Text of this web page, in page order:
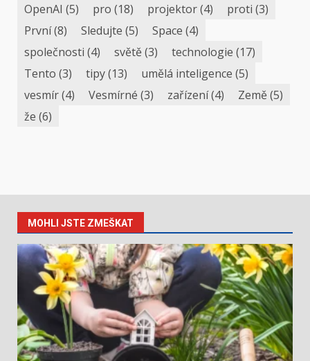
OpenAI (5) pro (18) projektor(4) proti (3)
První(8) Sledujte (5) Space (4)
společnosti (4) světě(3) technologie (17)
Tento (3) tipy(13) umělá inteligence (5)
vesmír(4) Vesmírné (3) zařízení(4) Země(5)
že (6)
MOHLI JSTE ZMEŠKAT